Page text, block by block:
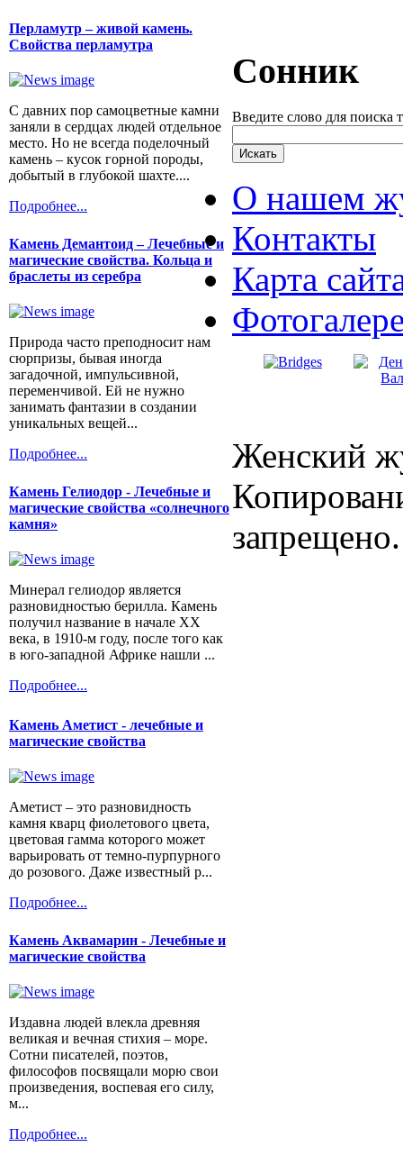
Перламутр – живой камень.
Свойства перламутра
С давних пор самоцветные камни
заняли в сердцах людей отдельное
место. Но не всегда поделочный
камень – кусок горной породы,
добытый в глубокой шахте....
Подробнее...
Камень Демантоид – Лечебные и
магические свойства. Кольца и
браслеты из серебра
Природа часто преподносит нам
сюрпризы, бывая иногда
загадочной, импульсивной,
переменчивой. Ей не нужно
занимать фантазии в создании
уникальных вещей...
Подробнее...
Камень Гелиодор - Лечебные и
магические свойства «солнечного
камня»
Минерал гелиодор является
разновидностью берилла. Камень
получил название в начале XX
века, в 1910-м году, после того как
в юго-западной Африке нашли ...
Подробнее...
Камень Аметист - лечебные и
магические свойства
Аметист – это разновидность
камня кварц фиолетового цвета,
цветовая гамма которого может
варьировать от темно-пурпурного
до розового. Даже известный р...
Подробнее...
Камень Аквамарин - Лечебные и
магические свойства
Издавна людей влекла древняя
великая и вечная стихия – море.
Сотни писателей, поэтов,
философов посвящали морю свои
произведения, воспевая его силу,
м...
Подробнее...
Сонник
Введите слово для поиска
О нашем
Контакты
Карта
Женский
запрещено.